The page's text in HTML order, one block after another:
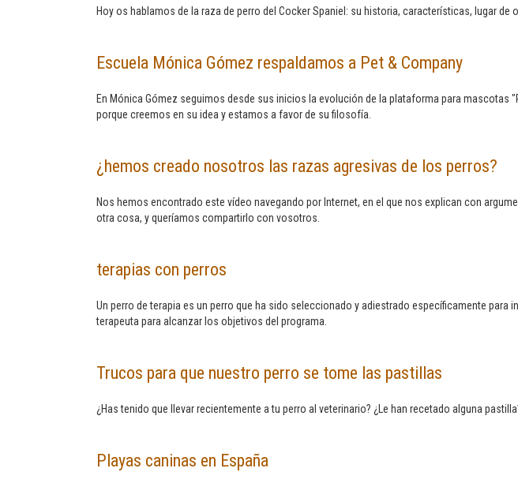
Hoy os hablamos de la raza de perro del Cocker Spaniel: su historia, características, lugar de
Escuela Mónica Gómez respaldamos a Pet & Company
En Mónica Gómez seguimos desde sus inicios la evolución de la plataforma para
porque creemos en su idea y estamos a favor de su filosofía.
¿hemos creado nosotros las razas agresivas de los perros?
Nos hemos encontrado este vídeo navegando por Internet, en el que nos explican con
otra cosa, y queríamos compartirlo con vosotros.
terapias con perros
Un perro de terapia es un perro que ha sido seleccionado y adiestrado específicamente
terapeuta para alcanzar los objetivos del programa.
Trucos para que nuestro perro se tome las pastillas
¿Has tenido que llevar recientemente a tu perro al veterinario? ¿Le han recetado alguna
Playas caninas en España